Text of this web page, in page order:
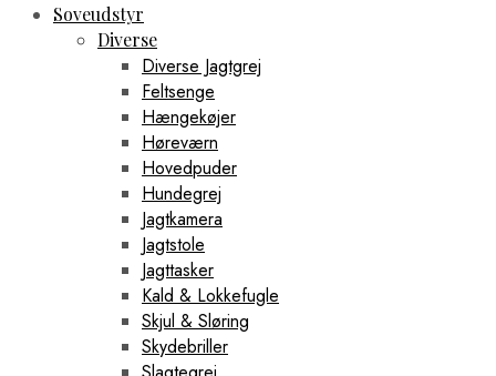
Soveudstyr
Diverse
Diverse Jagtgrej
Feltsenge
Hængekøjer
Høreværn
Hovedpuder
Hundegrej
Jagtkamera
Jagtstole
Jagttasker
Kald & Lokkefugle
Skjul & Sløring
Skydebriller